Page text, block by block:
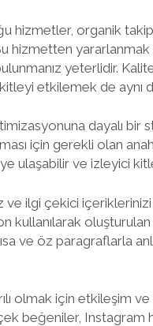
hizmetler, organik
hizmetten
yeterlidir.
etkilemek de aynı
dayalı bir
için gerekli olan
ulaşabilir ve izleyici
ilgi çekici
kullanılarak
ve öz paragraflarla
olmak için etkileşim ve
beğeniler, Instagram